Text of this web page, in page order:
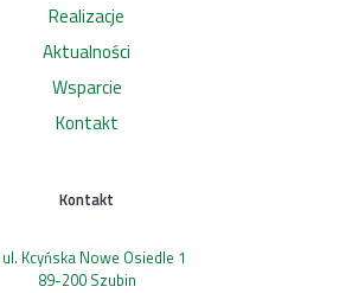
Realizacje
Aktualności
Wsparcie
Kontakt
Kontakt
ul. Kcyńska Nowe Osiedle 1
89-200 Szubin